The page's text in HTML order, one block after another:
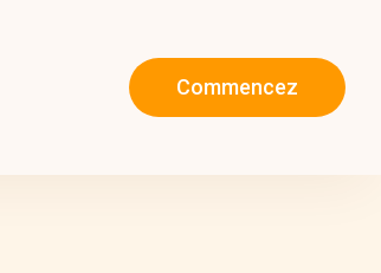
Commencez